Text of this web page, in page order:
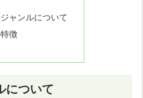
ャンルについて
徴
について